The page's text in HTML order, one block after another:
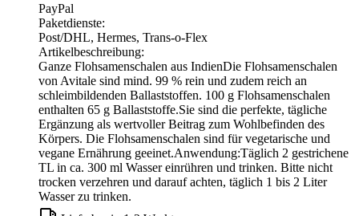
PayPal
Paketdienste:
Post/DHL, Hermes, Trans-o-Flex
Artikelbeschreibung:
Ganze Flohsamenschalen aus IndienDie Flohsamenschalen
von Avitale sind mind. 99 % rein und zudem reich an
schleimbildenden Ballaststoffen. 100 g Flohsamenschalen
enthalten 65 g Ballaststoffe.Sie sind die perfekte, tägliche
Ergänzung als wertvoller Beitrag zum Wohlbefinden des
Körpers. Die Flohsamenschalen sind für vegetarische und
vegane Ernährung geeinet.Anwendung:Täglich 2 gestrichene
TL in ca. 300 ml Wasser einrühren und trinken. Bitte nicht
trocken verzehren und darauf achten, täglich 1 bis 2 Liter
Wasser zu trinken.